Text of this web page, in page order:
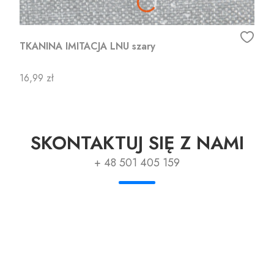
TKANINA IMITACJA LNU szary
Cena
16,99 zł
SKONTAKTUJ SIĘ Z NAMI
+ 48 501 405 159